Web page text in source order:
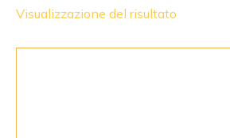
Visualizzazione del risultato